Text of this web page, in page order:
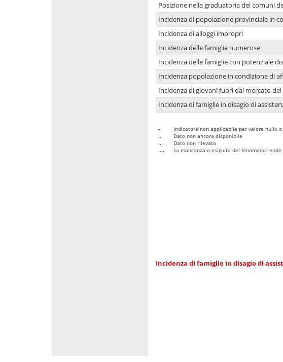
Posizione nella graduatoria dei comuni
Incidenza di popolazione provinciale in
Incidenza di alloggi impropri
Incidenza delle famiglie numerose
Incidenza delle famiglie con potenziale
Incidenza popolazione in condizione di
Incidenza di giovani fuori dal mercato
Incidenza di famiglie in disagio di
-
Indicatore non applicabile per valore nullo
..
Dato non ancora disponibile
...
Dato non rilevato
....
La mancanza o esiguità del fenomeno
Incidenza di famiglie in disagio di